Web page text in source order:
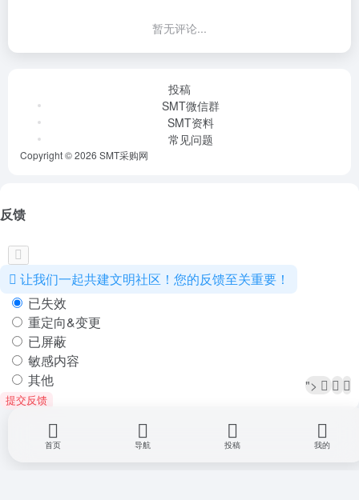
暂无评论...
投稿
SMT微信群
SMT资料
常见问题
Copyright © 2026 SMT采购网
反馈
让我们一起共建文明社区！您的反馈至关重要！
已失效
重定向&变更
已屏蔽
敏感内容
其他
提交反馈
">
首页 导航 投稿 我的